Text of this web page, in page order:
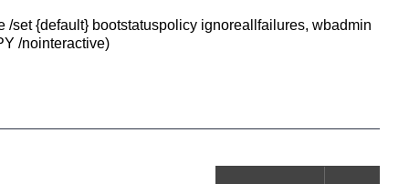
set {default} bootstatuspolicy ignoreallfailures, wbadmin
/nointeractive)